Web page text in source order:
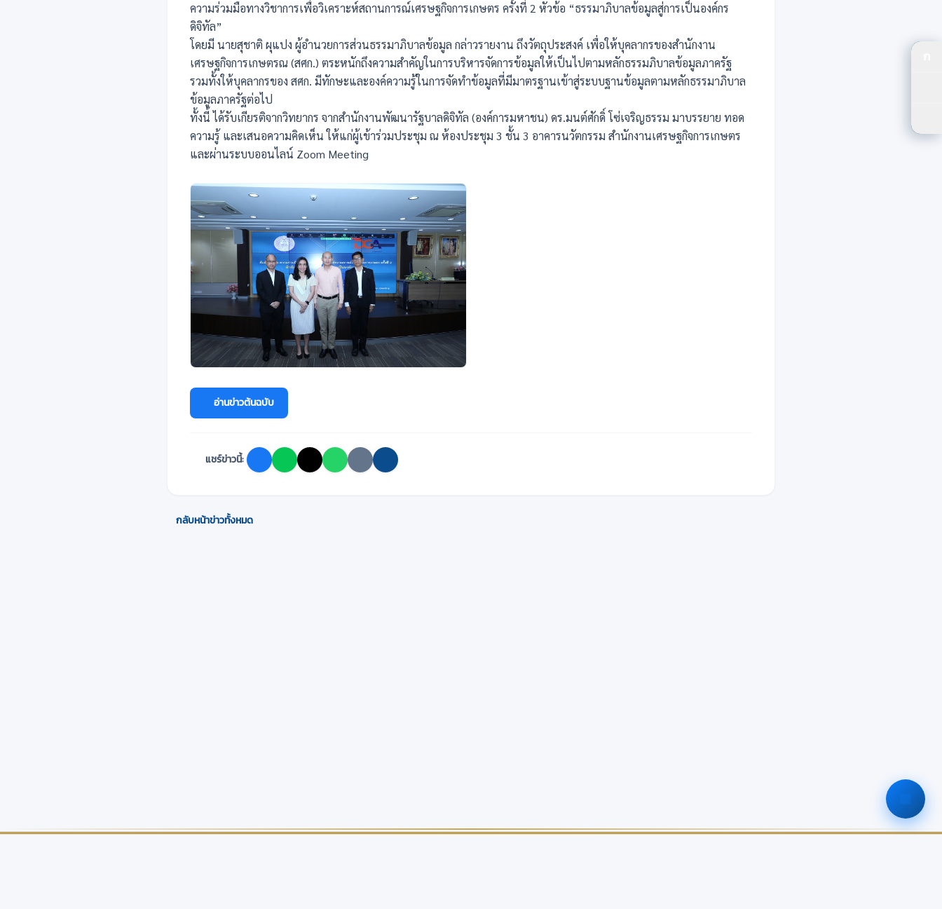
ความร่วมมือทางวิชาการเพื่อวิเคราะห์สถานการณ์เศรษฐกิจการเกษตร ครั้งที่ 2 หัวข้อ “ธรรมาภิบาลข้อมูลสู่การเป็นองค์กร
ดิจิทัล”
โดยมี นายสุชาติ ผุแปง ผู้อำนวยการส่วนธรรมาภิบาลข้อมูล กล่าวรายงาน ถึงวัตถุประสงค์ เพื่อให้บุคลากรของสำนักงาน
เศรษฐกิจการเกษตรณ (สศก.) ตระหนักถึงความสำคัญในการบริหารจัดการข้อมูลให้เป็นไปตามหลักธรรมภิบาลข้อมูลภาครัฐ
รวมทั้งให้บุคลากรของ สศก. มีทักษะและองค์ความรู้ในการจัดทำข้อมูลที่มีมาตรฐานเข้าสู่ระบบฐานข้อมูลตามหลักธรรมาภิบาล
ข้อมูลภาครัฐต่อไป
ทั้งนี้ ได้รับเกียรติจากวิทยากร จากสำนักงานพัฒนารัฐบาลดิจิทัล (องค์การมหาชน) ดร.มนต์ศักดิ์ โซ่เจริญธรรม มาบรรยาย ทอด
ความรู้ และเสนอความคิดเห็น ให้แก่ผู้เข้าร่วมประชุม ณ ห้องประชุม 3 ชั้น 3 อาคารนวัตกรรม สำนักงานเศรษฐกิจการเกษตร
และผ่านระบบออนไลน์ Zoom Meeting
อ่านข่าวต้นฉบับ
แชร์ข่าวนี้:
กลับหน้าข่าวทั้งหมด